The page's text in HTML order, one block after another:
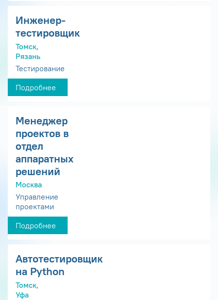
Инженер-
тестировщик
Томск,
Рязань
Тестирование
Подробнее
Менеджер
проектов в
отдел
аппаратных
решений
Москва
Управление
проектами
Подробнее
Автотестировщик
на Python
Томск,
Уфа